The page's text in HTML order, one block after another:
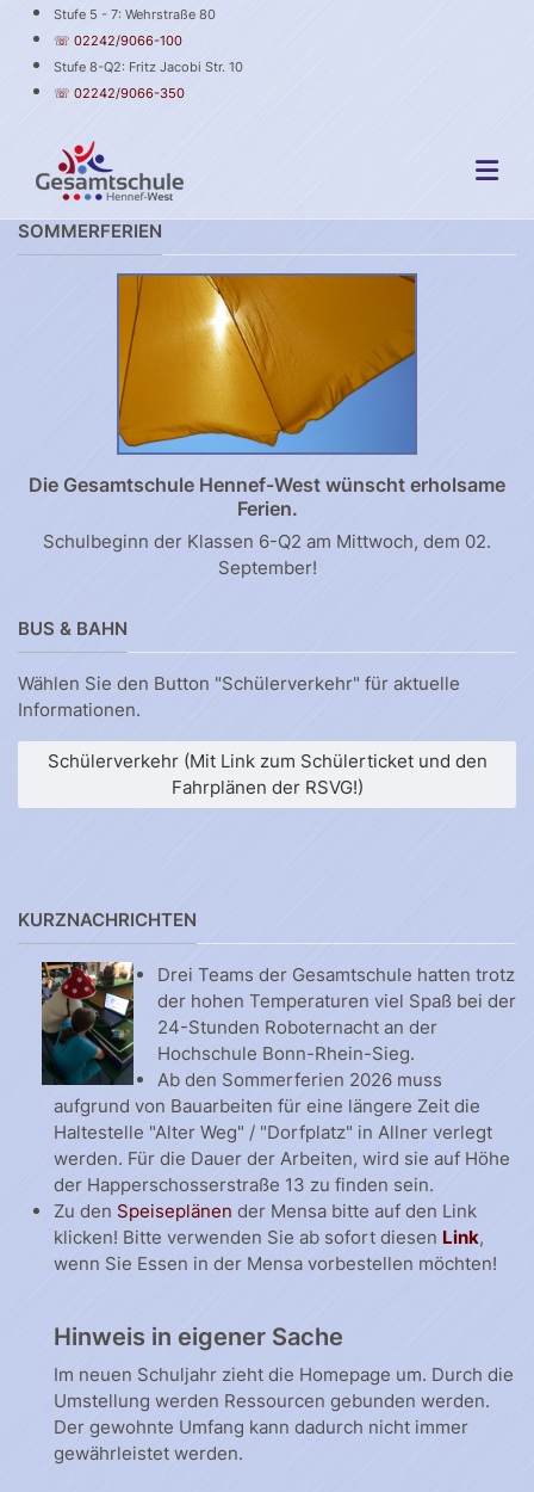
Stufe 5 - 7: Wehrstraße 80
☏ 02242/9066-100
Stufe 8-Q2: Fritz Jacobi Str. 10
☏ 02242/9066-350
SOMMERFERIEN
Die Gesamtschule Hennef-West wünscht erholsame
Ferien.
Schulbeginn der Klassen 6-Q2 am Mittwoch, dem 02.
September!
BUS & BAHN
Wählen Sie den Button "Schülerverkehr" für aktuelle
Informationen.
Schülerverkehr (Mit Link zum Schülerticket und den
Fahrplänen der RSVG!)
KURZNACHRICHTEN
Drei Teams der Gesamtschule hatten trotz
der hohen Temperaturen viel Spaß bei der
24-Stunden Roboternacht an der
Hochschule Bonn-Rhein-Sieg.
Ab den Sommerferien 2026 muss
aufgrund von Bauarbeiten für eine längere Zeit die
Haltestelle "Alter Weg" / "Dorfplatz" in Allner verlegt
werden. Für die Dauer der Arbeiten, wird sie auf Höhe
der Happerschosserstraße 13 zu finden sein.
Zu den Speiseplänen der Mensa bitte auf den Link
klicken! Bitte verwenden Sie ab sofort diesen Link,
wenn Sie Essen in der Mensa vorbestellen möchten!
Hinweis in eigener Sache
Im neuen Schuljahr zieht die Homepage um. Durch die
Umstellung werden Ressourcen gebunden werden.
Der gewohnte Umfang kann dadurch nicht immer
gewährleistet werden.